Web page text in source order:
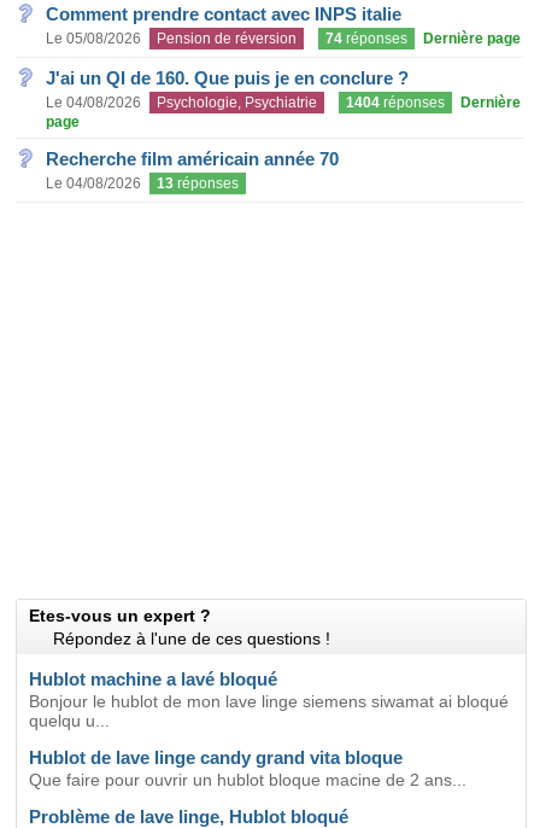
Comment prendre contact avec INPS italie
Le 05/08/2026 Pension de réversion 74 réponses Dernière page
J'ai un QI de 160. Que puis je en conclure ?
Le 04/08/2026 Psychologie, Psychiatrie 1404 réponses
Dernière
page
Recherche film américain année 70
Le 04/08/2026 13 réponses
Etes-vous un expert ?
Répondez à l'une de ces questions !
Hublot machine a lavé bloqué
Bonjour le hublot de mon lave linge siemens siwamat ai bloqué
quelqu u...
Hublot de lave linge candy grand vita bloque
Que faire pour ouvrir un hublot bloque macine de 2 ans...
Problème de lave linge, Hublot bloqué